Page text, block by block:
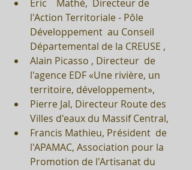
Eric    Mathé,  Directeur de
l'Action Territoriale - Pôle
Développement  au Conseil
Départemental de la CREUSE ,
Alain Picasso , Directeur  de
l'agence EDF «Une rivière, un
territoire, développement»,
Pierre Jal, Directeur Route des
Villes d'eaux du Massif Central,
Francis Mathieu, Président  de
l'APAMAC, Association pour la
Promotion de l'Artisanat du